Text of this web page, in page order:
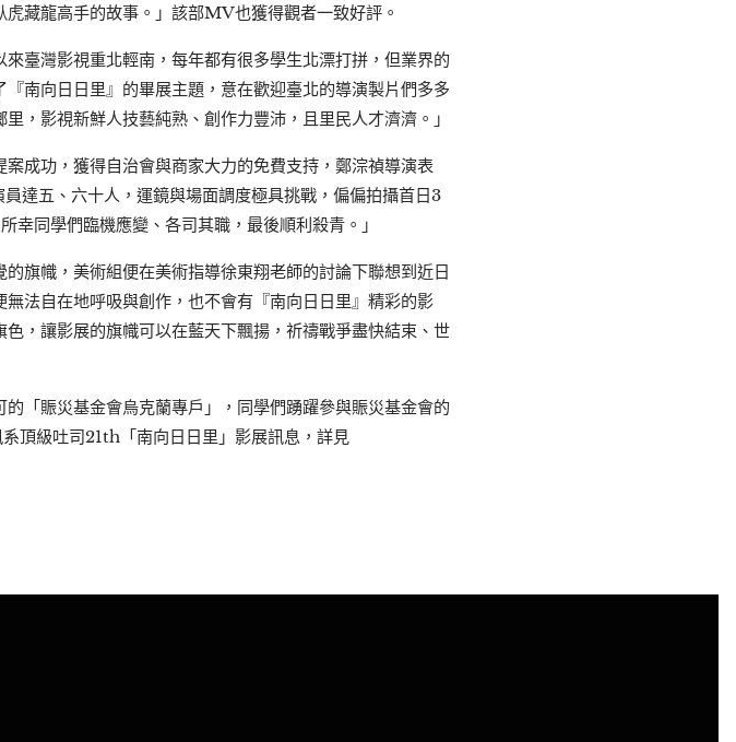
藏龍高手的故事。」該部MV也獲得觀者一致好評。
臺灣影視重北輕南，每年都有很多學生北漂打拼，但業界的
南向日日里』的畢展主題，意在歡迎臺北的導演製片們多多
，影視新鮮人技藝純熟、創作力豐沛，且里民人才濟濟。」
成功，獲得自治會與商家大力的免費支持，鄭淙禎導演表
達五、六十人，運鏡與場面調度極具挑戰，偏偏拍攝首日3
幸同學們臨機應變、各司其職，最後順利殺青。」
旗幟，美術組便在美術指導徐東翔老師的討論下聯想到近日
法自在地呼吸與創作，也不會有『南向日日里』精彩的影
，讓影展的旗幟可以在藍天下飄揚，祈禱戰爭盡快結束、世
「賑災基金會烏克蘭專戶」，同學們踴躍參與賑災基金會的
頂級吐司21th「南向日日里」影展訊息，詳見